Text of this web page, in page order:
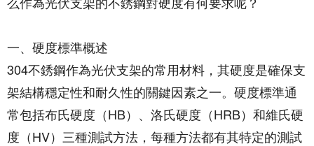
一、硬度標準概述
304不銹鋼作為光伏支架的常用材料，其硬度是確保支
架結構穩定性和耐久性的關鍵因素之一。硬度標準通
常包括布氏硬度（HB）、洛氏硬度（HRB）和維氏硬
度（HV）三種測試方法，每種方法都有其特定的測試